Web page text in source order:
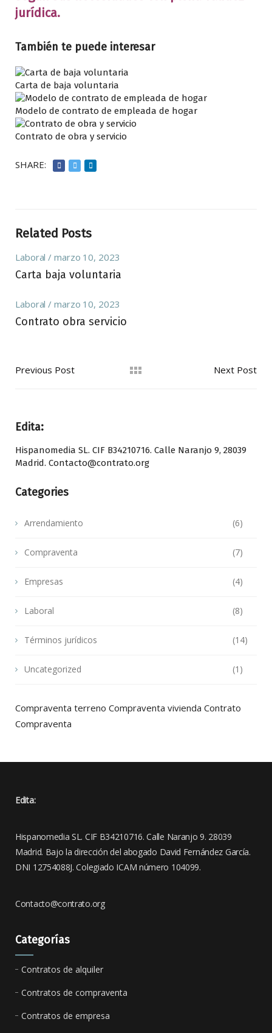
jurídica.
También te puede interesar
Carta de baja voluntaria
Modelo de contrato de empleada de hogar
Contrato de obra y servicio
SHARE:
Related Posts
Laboral marzo 10, 2023
Carta baja voluntaria
Laboral marzo 10, 2023
Contrato obra servicio
Previous Post Next Post
Edita:
Hispanomedia SL. CIF B34210716. Calle Naranjo 9, 28039
Madrid. Contacto@contrato.org
Categories
Arrendamiento (6)
Compraventa (7)
Empresas (4)
Laboral (8)
Términos jurídicos (14)
Uncategorized (1)
Compraventa terreno Compraventa vivienda Contrato
Compraventa
Edita:
Hispanomedia SL. CIF B34210716. Calle Naranjo 9. 28039
Madrid. Bajo la dirección del abogado David Fernández García.
DNI 12754088J. Colegiado ICAM número 104099.
Contacto@contrato.org
Categorías
Contratos de alquiler
Contratos de compraventa
Contratos de empresa